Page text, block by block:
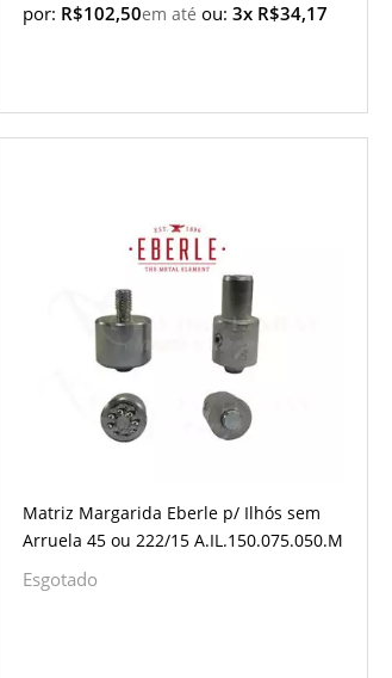
por: R$102,50 ou: 3x R$34,17
Matriz Margarida Eberle p/ Ilhós sem
Arruela 45 ou 222/15 A.IL.150.075.050.M
Esgotado